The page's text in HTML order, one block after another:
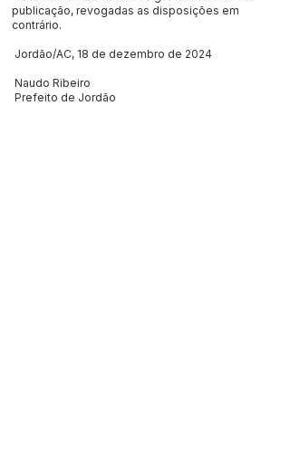
publicação, revogadas as disposições em
contrário.
Jordão/AC, 18 de dezembro de 2024
Naudo Ribeiro
Prefeito de Jordão